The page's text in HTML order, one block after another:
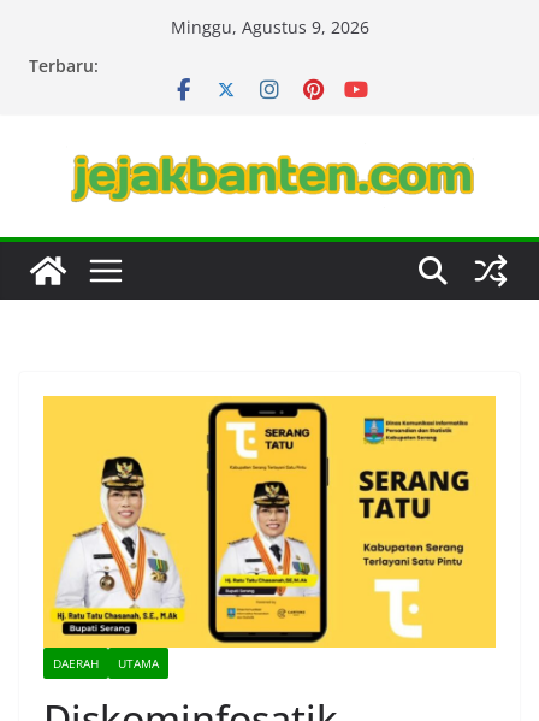
Minggu, Agustus 9, 2026
Terbaru:
DAERAH UTAMA